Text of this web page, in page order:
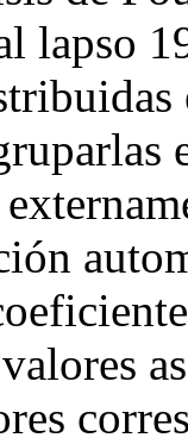
lapso